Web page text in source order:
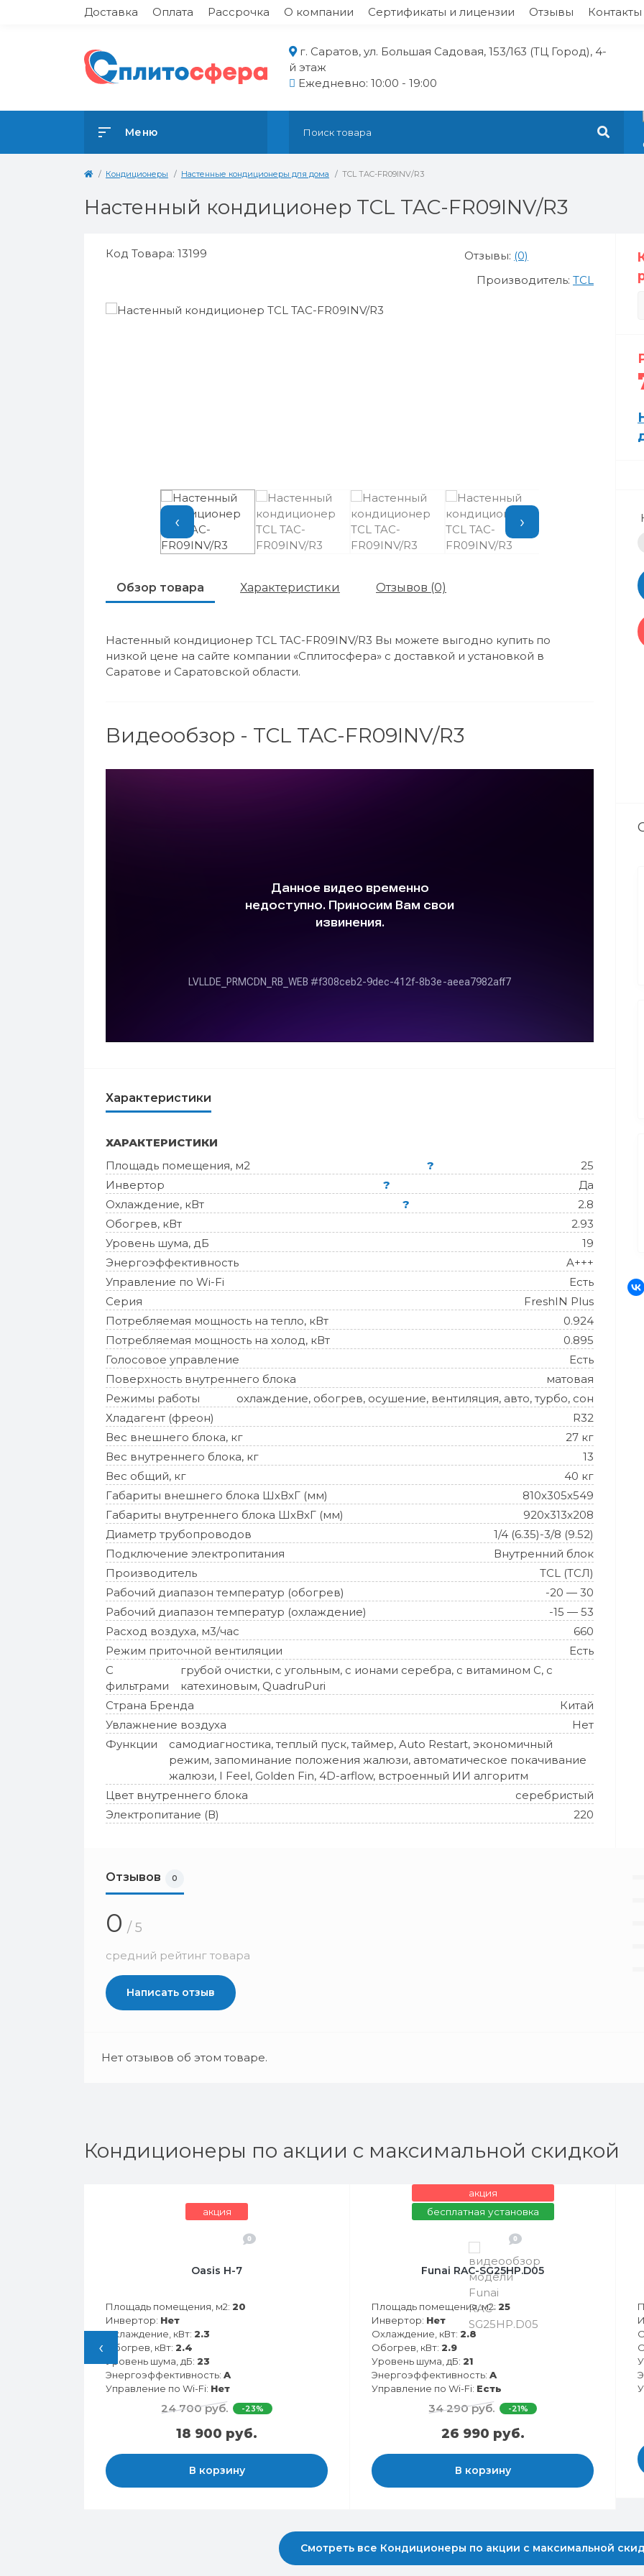
Доставка Оплата Рассрочка О компании Сертификаты и лицензии Отзывы Контакты
г. Саратов, ул. Большая Садовая, 153/163 (ТЦ Город), 4-
й этаж
Ежедневно: 10:00 - 19:00
Меню
Кондиционеры Настенные кондиционеры для дома TCL TAC-FR09INV/R3
Настенный кондиционер TCL TAC-FR09INV/R3
Код Товара: 13199 Отзывы: (0)
Производитель: TCL
‹ ›
Обзор товара Характеристики Отзывов (0)
Настенный кондиционер TCL TAC-FR09INV/R3 Вы можете выгодно купить по
низкой цене на сайте компании «Сплитосфера» с доставкой и установкой в
Саратове и Саратовской области.
Видеообзор - TCL TAC-FR09INV/R3
Характеристики
ХАРАКТЕРИСТИКИ
Площадь помещения, м2
?
25
Инвертор
?
Да
Охлаждение, кВт
?
2.8
Обогрев, кВт
2.93
Уровень шума, дБ
19
Энергоэффективность
A+++
Управление по Wi-Fi
Есть
Серия
FreshIN Plus
Потребляемая мощность на тепло, кВт
0.924
Потребляемая мощность на холод, кВт
0.895
Голосовое управление
Есть
Поверхность внутреннего блока
матовая
Режимы работы
охлаждение, обогрев, осушение, вентиляция, авто, турбо, сон
Хладагент (фреон)
R32
Вес внешнего блока, кг
27 кг
Вес внутреннего блока, кг
13
Вес общий, кг
40 кг
Габариты внешнего блока ШхВхГ (мм)
810x305x549
Габариты внутреннего блока ШхВхГ (мм)
920x313x208
Диаметр трубопроводов
1/4 (6.35)-3/8 (9.52)
Подключение электропитания
Внутренний блок
Производитель
TCL (ТСЛ)
Рабочий диапазон температур (обогрев)
-20 — 30
Рабочий диапазон температур (охлаждение)
-15 — 53
Расход воздуха, м3/час
660
Режим приточной вентиляции
Есть
С
фильтрами
грубой очистки, с угольным, с ионами серебра, с витамином C, с
катехиновым, QuadruPuri
Страна Бренда
Китай
Увлажнение воздуха
Нет
Функции
самодиагностика, теплый пуск, таймер, Auto Restart, экономичный
режим, запоминание положения жалюзи, автоматическое покачивание
жалюзи, I Feel, Golden Fin, 4D-arflow, встроенный ИИ алгоритм
Цвет внутреннего блока
серебристый
Электропитание (В)
220
Отзывов 0
0 / 5
средний рейтинг товара
Написать отзыв
Нет отзывов об этом товаре.
Кондиционеры по акции с максимальной скидкой
‹
акция
0
Oasis H-7
Площадь помещения, м2: 20
Инвертор: Нет
Охлаждение, кВт: 2.3
Обогрев, кВт: 2.4
Уровень шума, дБ: 23
Энергоэффективность: A
Управление по Wi-Fi: Нет
24 700 руб. -23%
18 900 руб.
В корзину
акция
бесплатная установка
0
Funai RAC-SG25HP.D05
Площадь помещения, м2:25
Инвертор: Нет
Охлаждение, кВт: 2.8
Обогрев, кВт: 2.9
Уровень шума, дБ: 21
Энергоэффективность: A
Управление по Wi-Fi: Есть
34 290 руб. -21%
26 990 руб.
В корзину
Смотреть все Кондиционеры по акции с максимальной